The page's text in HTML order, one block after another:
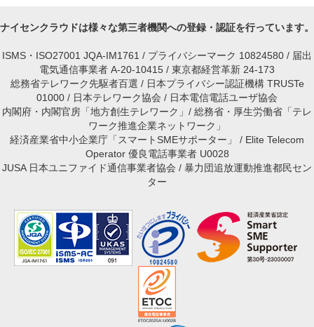
ナイセンクラウドは様々な第三者機関への登録・認証を行っています。
ISMS・ISO27001 JQA-IM1761 / プライバシーマーク 10824580 / 届出
電気通信事業者 A-20-10415 / 東京都経営革新 24-173
総務省テレワーク先駆者百選 / 日本プライバシー認証機構 TRUSTe
01000 / 日本テレワーク協会 / 日本電信電話ユーザ協会
内閣府・内閣官房「地方創生テレワーク」/ 総務省・厚生労働省「テレ
ワーク推進企業ネットワーク」
経済産業省中小企業庁「スマートSMEサポーター」 / Elite Telecom
Operator 優良電話事業者 U0028
JUSA 日本ユニファイド通信事業者協会 / 暴力団追放運動推進都民セン
ター